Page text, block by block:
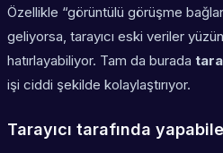
Özellikle “görüntülü görüşme
geliyorsa, tarayıcı eski veriler
hatırlayabiliyor. Tam da burada
işi ciddi şekilde kolaylaştırıyor.
Tarayıcı tarafında